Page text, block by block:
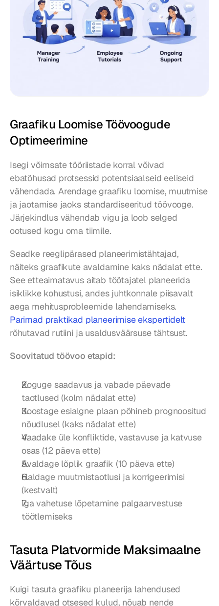
Graafiku Loomise Töövoogude
Optimeerimine
Isegi võimsate tööriistade korral võivad
ebatõhusad protsessid potentsiaalseid eeliseid
vähendada. Arendage graafiku loomise, muutmise
ja jaotamise jaoks standardiseeritud töövooge.
Järjekindlus vähendab vigu ja loob selged
ootused kogu oma tiimile.
Seadke reeglipärased planeerimistähtajad,
näiteks graafikute avaldamine kaks nädalat ette.
See etteaimatavus aitab töötajatel planeerida
isiklikke kohustusi, andes juhtkonnale piisavalt
Parimad praktikad planeerimise ekspertidelt
rõhutavad rutiini ja usaldusväärsuse tähtsust.
Soovitatud töövoo etapid:
Koguge saadavus ja vabade päevade
taotlused (kolm nädalat ette)
Koostage esialgne plaan põhineb prognoositud
nõudlusel (kaks nädalat ette)
Vaadake üle konfliktide, vastavuse ja katvuse
osas (12 päeva ette)
Avaldage lõplik graafik (10 päeva ette)
Haldage muutmistaotlusi ja korrigeerimisi
(kestvalt)
Iga vahetuse lõpetamine palgaarvestuse
töötlemiseks
Tasuta Platvormide Maksimaalne
Väärtuse Tõus
Kuigi tasuta graafiku planeerija lahendused
kõrvaldavad otsesed kulud, nõuab nende